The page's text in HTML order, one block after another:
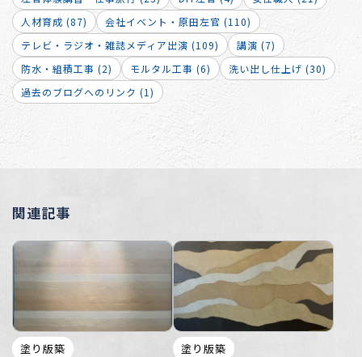
人材育成 (87)
会社イベント・原田左官 (110)
テレビ・ラジオ・雑誌メディア出演 (109)
講演 (7)
防水・組積工事 (2)
モルタル工事 (6)
洗い出し仕上げ (30)
過去のブログへのリンク (1)
関連記事
塗り版築 塗り版築